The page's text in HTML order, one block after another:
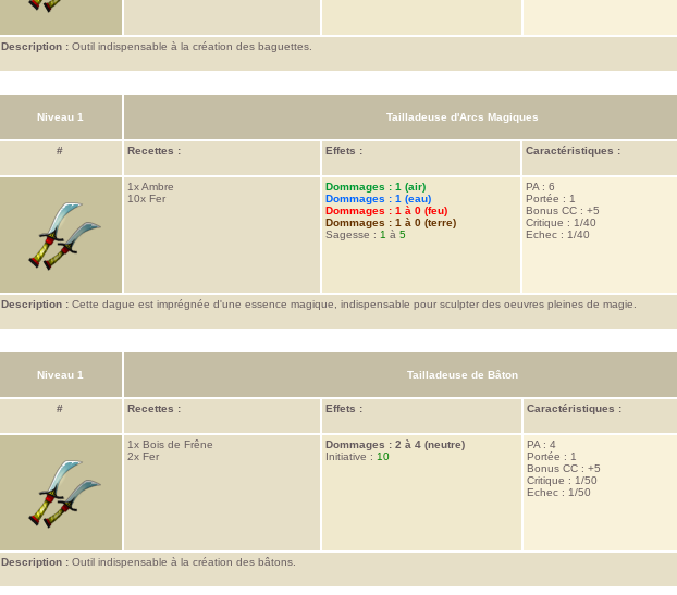
Description : Outil indispensable à la création des baguettes.
Niveau 1 Tailladeuse d'Arcs Magiques
# Recettes : Effets : Caractéristiques :
1xAmbre
10x Fer
Dommages : 1 (air)
Dommages : 1 (eau)
Dommages : 1 à 0 (feu)
Dommages : 1 à 0 (terre)
Sagesse : 1 à 5
PA : 6
Portée : 1
Bonus CC : +5
Critique : 1/40
Echec : 1/40
Description : Cette dague est imprégnée d'une essence magique, indispensable pour sculpter des oeuvres pleines de magie.
Niveau 1 Tailladeuse de Bâton
# Recettes : Effets : Caractéristiques :
1x Bois de Frêne
2x Fer
Dommages : 2 à 4 (neutre)
Initiative : 10
PA : 4
Portée : 1
Bonus CC : +5
Critique : 1/50
Echec : 1/50
Description : Outil indispensable à la création des bâtons.